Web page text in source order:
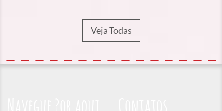
Veja Todas